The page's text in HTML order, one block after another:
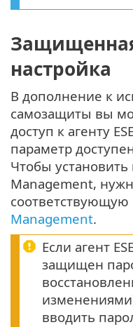
настройка
В дополнение к
самозащиты вы
доступ к агенту
параметр
Чтобы установить
Management,
соответствующую
Management.
Если агент
защищен
вводить